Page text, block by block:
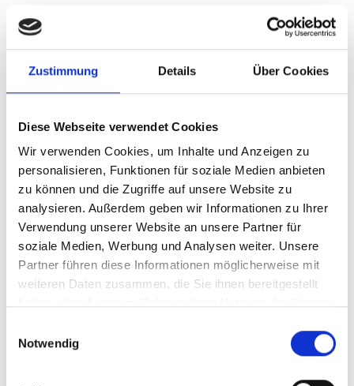
Zustimmung Details Über Cookies
Diese Webseite verwendet Cookies
Wir verwenden Cookies, um Inhalte und Anzeigen zu
personalisieren, Funktionen für soziale Medien anbieten
zu können und die Zugriffe auf unsere Website zu
analysieren. Außerdem geben wir Informationen zu Ihrer
Verwendung unserer Website an unsere Partner für
soziale Medien, Werbung und Analysen weiter. Unsere
Partner führen diese Informationen möglicherweise mit
weiteren Daten zusammen, die Sie ihnen bereitgestellt
Notwendig
ZIMMEREI POHL
Industriezone 1/A
info@pohl.it
T+39 0473 623291